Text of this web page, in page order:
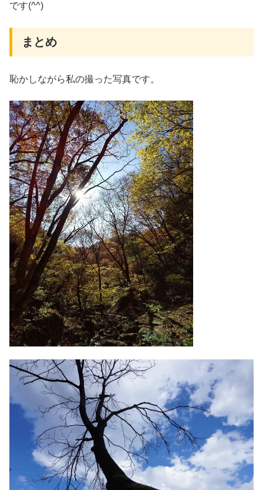
です(^^)
まとめ
恥かしながら私の撮った写真です。